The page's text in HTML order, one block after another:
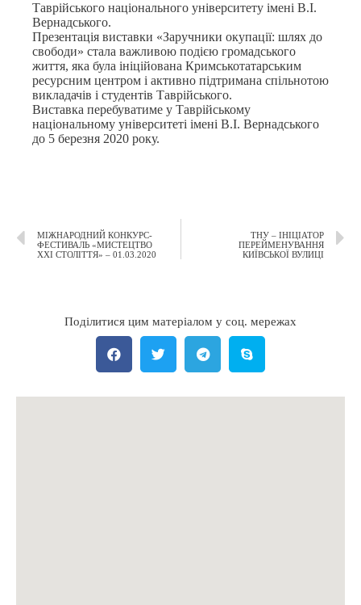
Таврійського національного університету імені В.І.
Вернадського.
Презентація виставки «Заручники окупації: шлях до
свободи» стала важливою подією громадського
життя, яка була ініційована Кримськотатарським
ресурсним центром і активно підтримана спільнотою
викладачів і студентів Таврійського.
Виставка перебуватиме у Таврійському
національному університеті імені В.І. Вернадського
до 5 березня 2020 року.
МІЖНАРОДНИЙ КОНКУРС-
ФЕСТИВАЛЬ «МИСТЕЦТВО
ХХІ СТОЛІТТЯ» – 01.03.2020
ТНУ – ІНІЦІАТОР
ПЕРЕЙМЕНУВАННЯ
КИЇВСЬКОЇ ВУЛИЦІ
Поділитися цим матеріалом у соц. мережах